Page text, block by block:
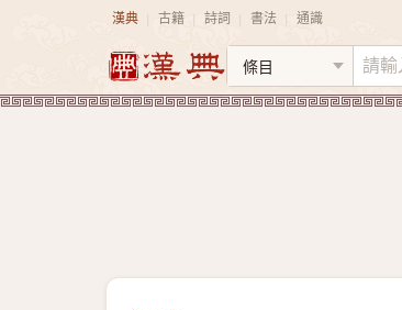
漢典 古籍 詩詞 書法 通識